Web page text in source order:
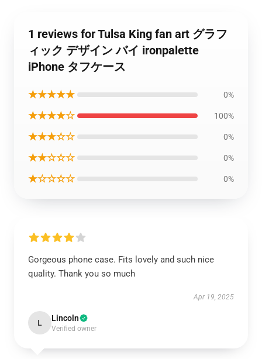
1 reviews for Tulsa King fan art グラフ
ィック デザイン バイ ironpalette
iPhone タフケース
★★★★★ 0%
★★★★☆ 100%
★★★☆☆ 0%
★★☆☆☆ 0%
★☆☆☆☆ 0%
Gorgeous phone case. Fits lovely and such nice
quality. Thank you so much
Apr 19, 2025
L Lincoln
Verified owner